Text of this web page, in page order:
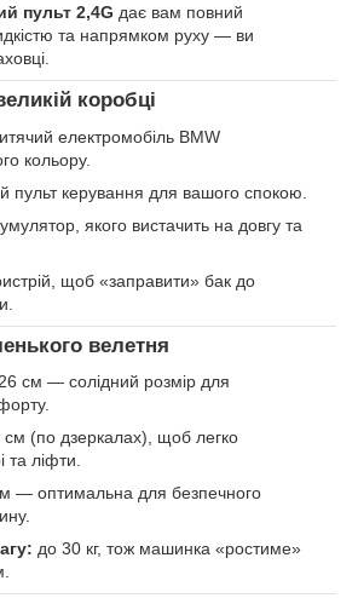
пульт 2,4G дає вам повний
та напрямком руху — ви
коробці
електромобіль BMW
кольору.
пульт керування для вашого спокою.
якого вистачить на довгу та
щоб «заправити» бак до
велетня
см — солідний розмір для
см (по дзеркалах), щоб легко
та ліфти.
— оптимальна для безпечного
до 30 кг, тож машинка «ростиме»